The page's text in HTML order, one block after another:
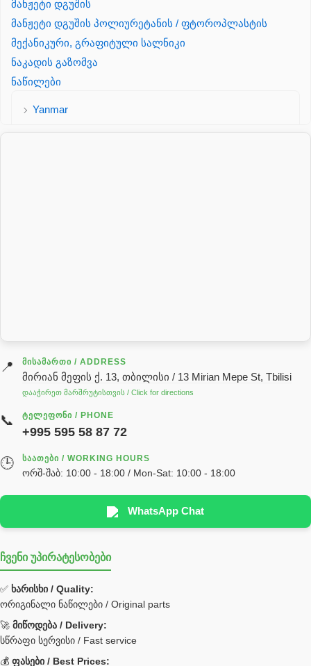
მანჟეტი დგუშის
მანჟეტი დგუშის პოლიურეტანის / ფტოროპლასტის
მექანიკური, გრაფიტული სალნიკი
ნაკადის გაზომვა
ნაწილები
Yanmar
გადაცემათა კოლოფის ზეთი( კარობკის ზეთი)
ძრავის ზეთი
ჰიდრავლიკის ზეთი
реек
სხადასხვა
Hyva
უჟანგავი ფოლადი
Bobcat ფილტრი
Caterpillar ფილტრი
JCB ფილტრი
📍 ᲛᲘᲡᲐᲛᲐᲠᲗᲘ / ADDRESS
მირიან მეფის ქ. 13, თბილისი / 13 Mirian Mepe St, Tbilisi
დააჭირეთ მარშრუტისთვის / Click for directions
📞 ᲢᲔᲚᲔᲤᲝᲜᲘ / PHONE
+995 595 58 87 72
🕒 ᲡᲐᲐᲗᲔᲑᲘ / WORKING HOURS
ორშ-შაბ: 10:00 - 18:00 / Mon-Sat: 10:00 - 18:00
WhatsApp Chat
ჩვენი უპირატესობები
✅ ხარისხი / Quality:
ორიგინალი ნაწილები / Original parts
🚀 მიწოდება / Delivery:
სწრაფი სერვისი / Fast service
💰 ფასები / Best Prices: